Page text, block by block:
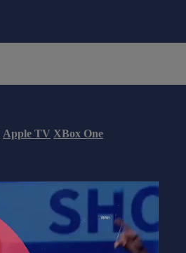
Apple TV XBox One